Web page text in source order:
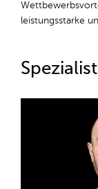
leistungsstarke
Spezialist